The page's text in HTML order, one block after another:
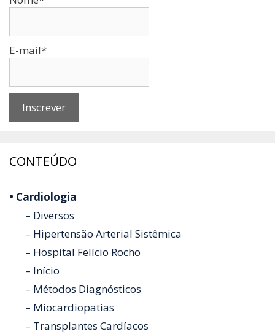
E-mail*
CONTEÚDO
• Cardiologia
– Diversos
– Hipertensão Arterial Sistêmica
– Hospital Felício Rocho
– Início
– Métodos Diagnósticos
– Miocardiopatias
– Transplantes Cardíacos